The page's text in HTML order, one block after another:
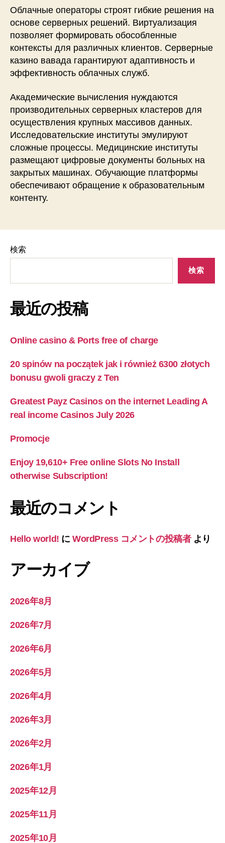
Облачные операторы строят гибкие решения на
основе серверных решений. Виртуализация
позволяет формировать обособленные
контексты для различных клиентов. Серверные
казино вавада гарантируют адаптивность и
эффективность облачных служб.
Академические вычисления нуждаются
производительных серверных кластеров для
осуществления крупных массивов данных.
Исследовательские институты эмулируют
сложные процессы. Медицинские институты
размещают цифровые документы больных на
закрытых машинах. Обучающие платформы
обеспечивают обращение к образовательным
контенту.
検索
検索
最近の投稿
Online casino & Ports free of charge
20 spinów na początek jak i również 6300 złotych
bonusu gwoli graczy z Ten
Greatest Payz Casinos on the internet Leading A
real income Casinos July 2026
Promocje
Enjoy 19,610+ Free online Slots No Install
otherwise Subscription!
最近のコメント
Hello world! にWordPress コメントの投稿者より
アーカイブ
2026年8月
2026年7月
2026年6月
2026年5月
2026年4月
2026年3月
2026年2月
2026年1月
2025年12月
2025年11月
2025年10月